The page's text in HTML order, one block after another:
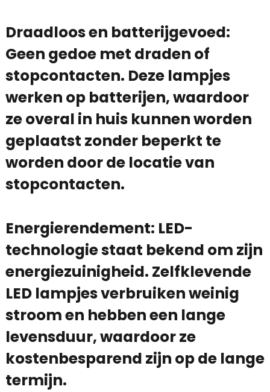
Draadloos en batterijgevoed:
Geen gedoe met draden of
stopcontacten. Deze lampjes
werken op batterijen, waardoor
ze overal in huis kunnen worden
geplaatst zonder beperkt te
worden door de locatie van
stopcontacten.
Energierendement: LED-
technologie staat bekend om zijn
energiezuinigheid. Zelfklevende
LED lampjes verbruiken weinig
stroom en hebben een lange
levensduur, waardoor ze
kostenbesparend zijn op de lange
termijn.